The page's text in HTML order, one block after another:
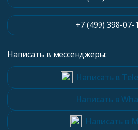
+7 (499) 398-07-
Написать в мессенджеры:
Написать в
Написать в
Написать в